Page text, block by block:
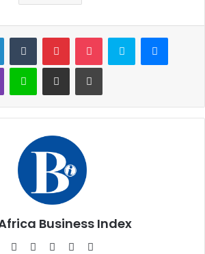
LinkedinTumblr PinterestPocket Skype
Viber Ligne Partager par email Imprimer
Business Index
WebsiteFacebook
X Linkedin